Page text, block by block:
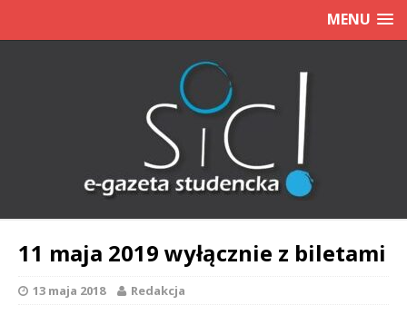
MENU
11 maja 2019 wyłącznie z biletami
13 maja 2018 Redakcja